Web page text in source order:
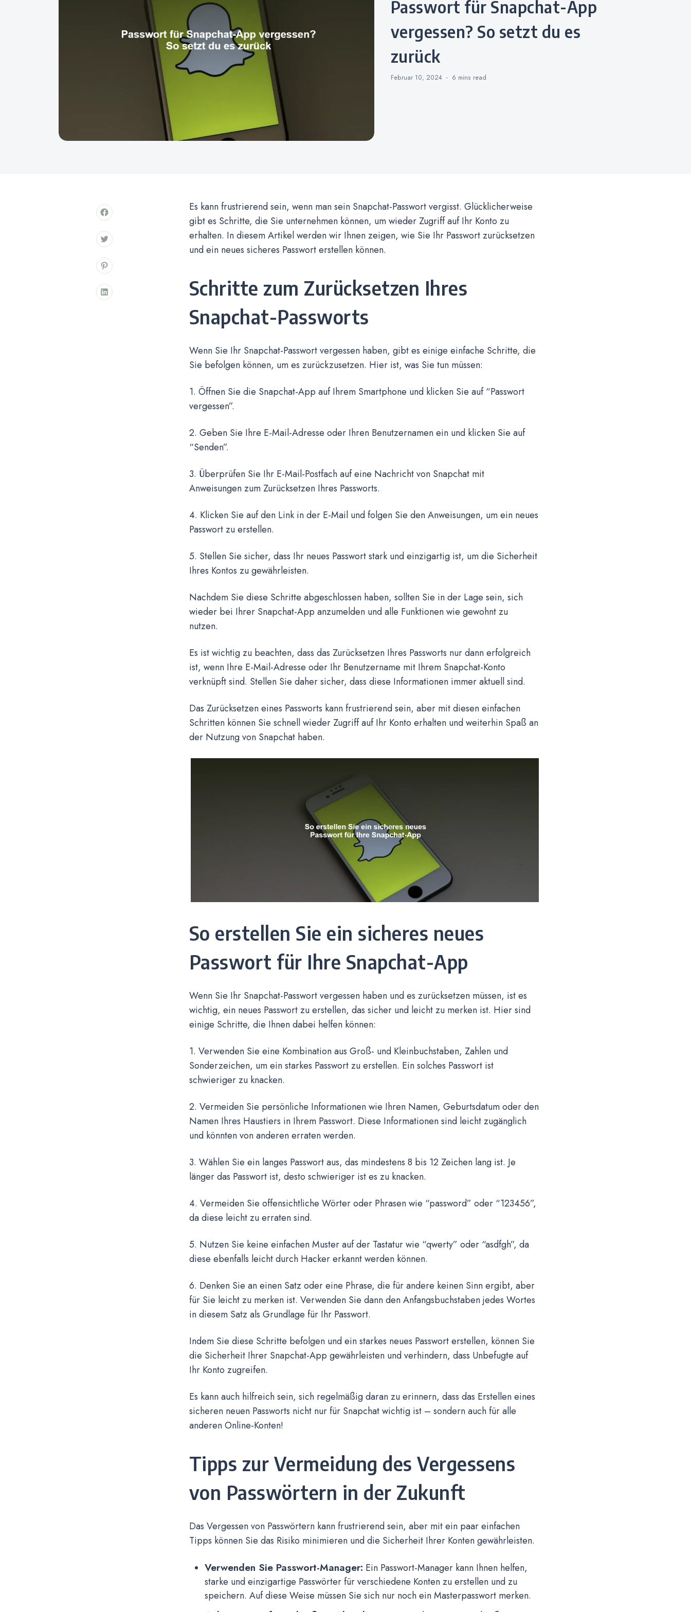
Passwort für Snapchat-App
vergessen? So setzt du es
zurück
Februar 10, 2024 6 mins read
Es kann frustrierend sein, wenn man sein Snapchat-Passwort vergisst. Glücklicherweise
gibt es Schritte, die Sie unternehmen können, um wieder Zugriff auf Ihr Konto zu
erhalten. In diesem Artikel werden wir Ihnen zeigen, wie Sie Ihr Passwort zurücksetzen
und ein neues sicheres Passwort erstellen können.
Schritte zum Zurücksetzen Ihres
Snapchat-Passworts
Wenn Sie Ihr Snapchat-Passwort vergessen haben, gibt es einige einfache Schritte, die
Sie befolgen können, um es zurückzusetzen. Hier ist, was Sie tun müssen:
1. Öffnen Sie die Snapchat-App auf Ihrem Smartphone und klicken Sie auf “Passwort
vergessen”.
2. Geben Sie Ihre E-Mail-Adresse oder Ihren Benutzernamen ein und klicken Sie auf
“Senden”.
3. Überprüfen Sie Ihr E-Mail-Postfach auf eine Nachricht von Snapchat mit
Anweisungen zum Zurücksetzen Ihres Passworts.
4. Klicken Sie auf den Link in der E-Mail und folgen Sie den Anweisungen, um ein neues
Passwort zu erstellen.
5. Stellen Sie sicher, dass Ihr neues Passwort stark und einzigartig ist, um die Sicherheit
Ihres Kontos zu gewährleisten.
Nachdem Sie diese Schritte abgeschlossen haben, sollten Sie in der Lage sein, sich
wieder bei Ihrer Snapchat-App anzumelden und alle Funktionen wie gewohnt zu
nutzen.
Es ist wichtig zu beachten, dass das Zurücksetzen Ihres Passworts nur dann erfolgreich
ist, wenn Ihre E-Mail-Adresse oder Ihr Benutzername mit Ihrem Snapchat-Konto
verknüpft sind. Stellen Sie daher sicher, dass diese Informationen immer aktuell sind.
Das Zurücksetzen eines Passworts kann frustrierend sein, aber mit diesen einfachen
Schritten können Sie schnell wieder Zugriff auf Ihr Konto erhalten und weiterhin Spaß an
der Nutzung von Snapchat haben.
So erstellen Sie ein sicheres neues
Passwort für Ihre Snapchat-App
Wenn Sie Ihr Snapchat-Passwort vergessen haben und es zurücksetzen müssen, ist es
wichtig, ein neues Passwort zu erstellen, das sicher und leicht zu merken ist. Hier sind
einige Schritte, die Ihnen dabei helfen können:
1. Verwenden Sie eine Kombination aus Groß- und Kleinbuchstaben, Zahlen und
Sonderzeichen, um ein starkes Passwort zu erstellen. Ein solches Passwort ist
schwieriger zu knacken.
2. Vermeiden Sie persönliche Informationen wie Ihren Namen, Geburtsdatum oder den
Namen Ihres Haustiers in Ihrem Passwort. Diese Informationen sind leicht zugänglich
und könnten von anderen erraten werden.
3. Wählen Sie ein langes Passwort aus, das mindestens 8 bis 12 Zeichen lang ist. Je
länger das Passwort ist, desto schwieriger ist es zu knacken.
4. Vermeiden Sie offensichtliche Wörter oder Phrasen wie “password” oder “123456”,
da diese leicht zu erraten sind.
5. Nutzen Sie keine einfachen Muster auf der Tastatur wie “qwerty” oder “asdfgh”, da
diese ebenfalls leicht durch Hacker erkannt werden können.
6. Denken Sie an einen Satz oder eine Phrase, die für andere keinen Sinn ergibt, aber
für Sie leicht zu merken ist. Verwenden Sie dann den Anfangsbuchstaben jedes Wortes
in diesem Satz als Grundlage für Ihr Passwort.
Indem Sie diese Schritte befolgen und ein starkes neues Passwort erstellen, können Sie
die Sicherheit Ihrer Snapchat-App gewährleisten und verhindern, dass Unbefugte auf
Ihr Konto zugreifen.
Es kann auch hilfreich sein, sich regelmäßig daran zu erinnern, dass das Erstellen eines
sicheren neuen Passworts nicht nur für Snapchat wichtig ist – sondern auch für alle
anderen Online-Konten!
Tipps zur Vermeidung des Vergessens
von Passwörtern in der Zukunft
Das Vergessen von Passwörtern kann frustrierend sein, aber mit ein paar einfachen
Tipps können Sie das Risiko minimieren und die Sicherheit Ihrer Konten gewährleisten.
Verwenden Sie Passwort-Manager: Ein Passwort-Manager kann Ihnen helfen,
starke und einzigartige Passwörter für verschiedene Konten zu erstellen und zu
speichern. Auf diese Weise müssen Sie sich nur noch ein Masterpasswort merken.